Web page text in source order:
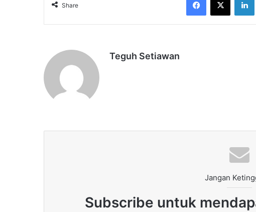
Share
Teguh Setiawan
Jangan
Subscribe untuk